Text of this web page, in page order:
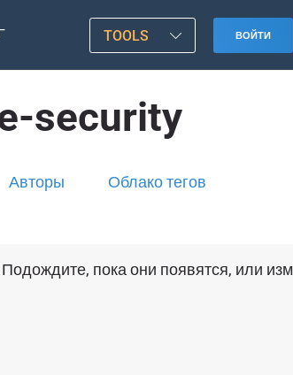
TOOLS ВОЙТИ
security
Авторы Облако тегов